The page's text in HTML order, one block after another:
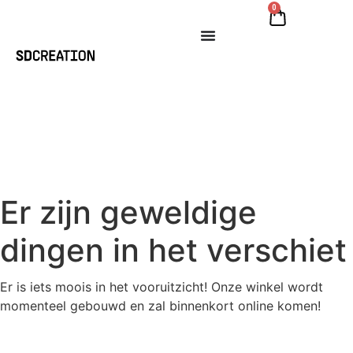
0
Er zijn geweldige
dingen in het verschiet
Er is iets moois in het vooruitzicht! Onze winkel wordt
momenteel gebouwd en zal binnenkort online komen!